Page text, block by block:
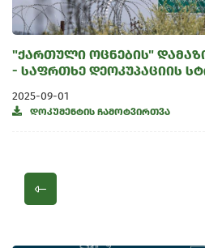
"ქართული ოცნების"
- საფრთხე დეოკუპაციის
2025-09-01
დოკუმენტის ჩამოტვირთვა